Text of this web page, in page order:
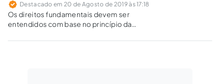
Destacado em 20 de Agosto de 2019 às 17:18
Os direitos fundamentais devem ser
entendidos com base no princípio da
que se irradia no âmbito da autonomia da